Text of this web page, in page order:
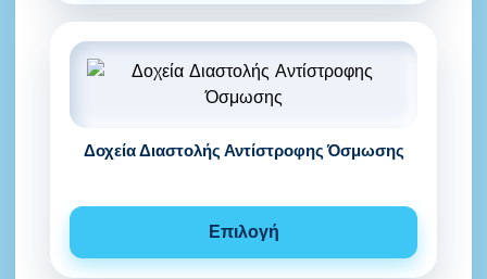
Δοχεία Διαστολής Αντίστροφης Όσμωσης
Επιλογή